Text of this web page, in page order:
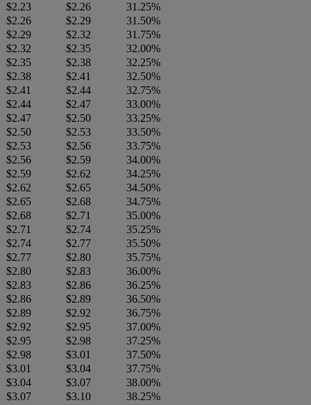
$2.23
$2.26
31.25%
$2.26
$2.29
31.50%
$2.29
$2.32
31.75%
$2.32
$2.35
32.00%
$2.35
$2.38
32.25%
$2.38
$2.41
32.50%
$2.41
$2.44
32.75%
$2.44
$2.47
33.00%
$2.47
$2.50
33.25%
$2.50
$2.53
33.50%
$2.53
$2.56
33.75%
$2.56
$2.59
34.00%
$2.59
$2.62
34.25%
$2.62
$2.65
34.50%
$2.65
$2.68
34.75%
$2.68
$2.71
35.00%
$2.71
$2.74
35.25%
$2.74
$2.77
35.50%
$2.77
$2.80
35.75%
$2.80
$2.83
36.00%
$2.83
$2.86
36.25%
$2.86
$2.89
36.50%
$2.89
$2.92
36.75%
$2.92
$2.95
37.00%
$2.95
$2.98
37.25%
$2.98
$3.01
37.50%
$3.01
$3.04
37.75%
$3.04
$3.07
38.00%
$3.07
$3.10
38.25%